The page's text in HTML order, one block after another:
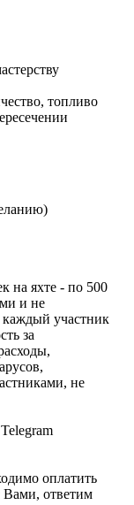
топливо
на яхте - по 500
и не
каждый участник
за
не
оплатить
Вами, ответим